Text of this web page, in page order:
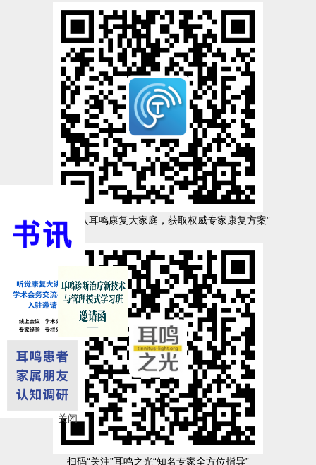
关闭
“扫码加入耳鸣康复大家庭，获取权威专家康复方案”
扫码“关注”耳鸣之光“知名专家全方位指导”